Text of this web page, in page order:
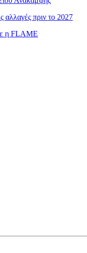
αλλαγές πριν το 2027
η FLAME